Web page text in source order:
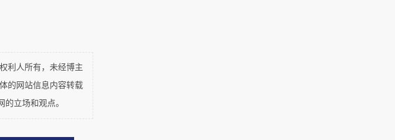
利人所有，未经博主
的网站信息内容转载
立场和观点。